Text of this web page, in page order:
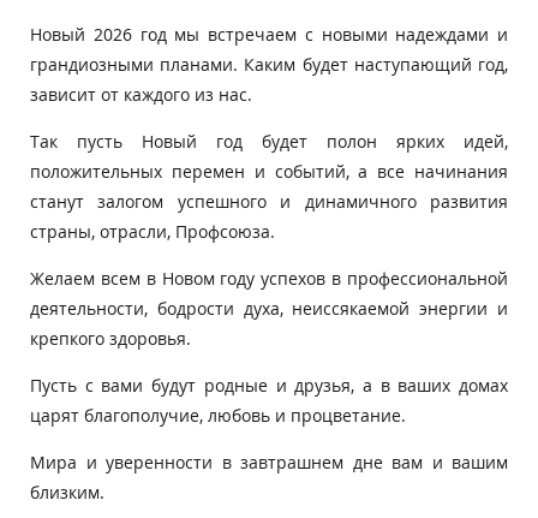
Новый 2026 год мы встречаем с новыми надеждами и
грандиозными планами. Каким будет наступающий год,
зависит от каждого из нас.
Так пусть Новый год будет полон ярких идей,
положительных перемен и событий, а все начинания
станут залогом успешного и динамичного развития
страны, отрасли, Профсоюза.
Желаем всем в Новом году успехов в профессиональной
деятельности, бодрости духа, неиссякаемой энергии и
крепкого здоровья.
Пусть с вами будут родные и друзья, а в ваших домах
царят благополучие, любовь и процветание.
Мира и уверенности в завтрашнем дне вам и вашим
близким.